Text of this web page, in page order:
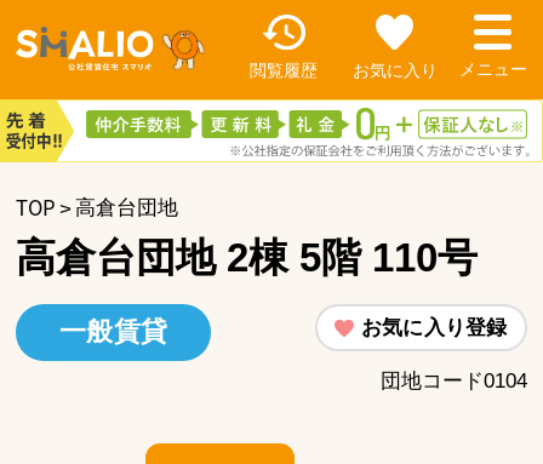
閲覧履歴 お気に入り
TOP 高倉台団地
高倉台団地 2棟 5階 110号
一般賃貸 お気に入り登録
団地コード0104